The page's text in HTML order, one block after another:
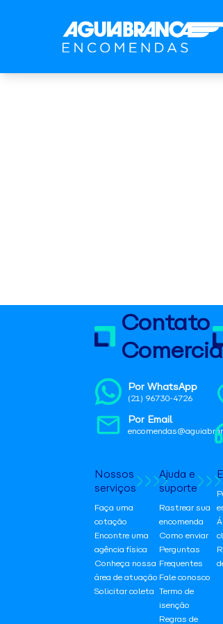
Contato
Por WhatsApp
(21) 96730-4726
Por Email
Nossos
serviços
Faça uma
cotação
Encontre uma
agência física
Conheça nossa
área de atuação
Solicitar coleta
Ajuda e
suporte
Rastrear sua
encomenda
Como enviar
Perguntas
Frequentes
Fale conosco
Termo de
isenção
Regras de